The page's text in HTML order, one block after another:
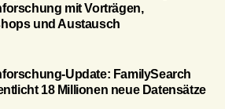
mit Vorträgen,
und Austausch
Update: FamilySearch
18 Millionen neue Datensätze